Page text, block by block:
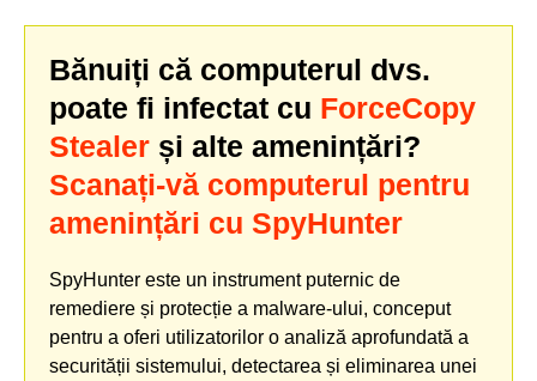
Bănuiți că computerul dvs.
poate fi infectat cu ForceCopy
Stealer și alte amenințări?
Scanați-vă computerul pentru
amenințări cu SpyHunter
SpyHunter este un instrument puternic de
remediere și protecție a malware-ului, conceput
pentru a oferi utilizatorilor o analiză aprofundată a
securității sistemului, detectarea și eliminarea unei